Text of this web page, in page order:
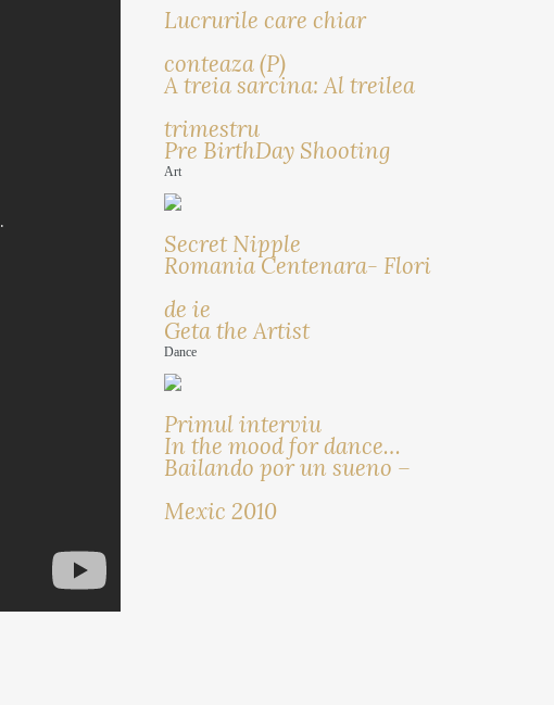
Lucrurile care chiar
conteaza (P)
A treia sarcina: Al treilea
trimestru
Pre BirthDay Shooting
Art
Secret Nipple
Romania Centenara- Flori
de ie
Geta the Artist
Dance
Primul interviu
In the mood for dance…
Bailando por un sueno –
Mexic 2010